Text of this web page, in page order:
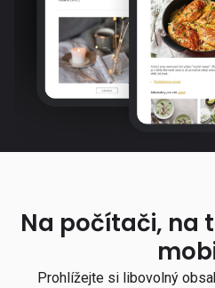
Na počítači, na
Prohlížejte si libovolný